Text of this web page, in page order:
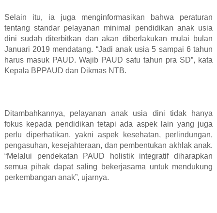
Selain itu, ia juga menginformasikan bahwa peraturan
tentang standar pelayanan minimal pendidikan anak usia
dini sudah diterbitkan dan akan diberlakukan mulai bulan
Januari 2019 mendatang. “Jadi anak usia 5 sampai 6 tahun
harus masuk PAUD. Wajib PAUD satu tahun pra SD”, kata
Kepala BPPAUD dan Dikmas NTB.
Ditambahkannya, pelayanan anak usia dini tidak hanya
fokus kepada pendidikan tetapi ada aspek lain yang juga
perlu diperhatikan, yakni aspek kesehatan, perlindungan,
pengasuhan, kesejahteraan, dan pembentukan akhlak anak.
“Melalui pendekatan PAUD holistik integratif diharapkan
semua pihak dapat saling bekerjasama untuk mendukung
perkembangan anak”, ujarnya.